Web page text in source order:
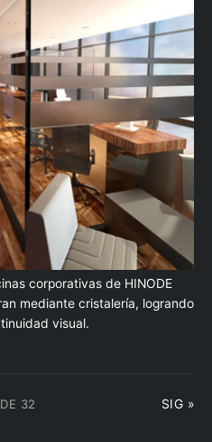
corporativas de HINODE
mediante cristalería, logrando
visual.
32 SIG »